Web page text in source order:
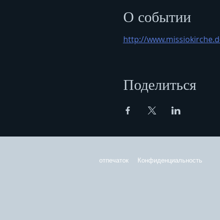
О событии
http://
Поделиться
отпечаток Конфиденциальность